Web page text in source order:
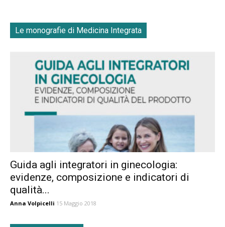
Le monografie di Medicina Integrata
Guida agli integratori in ginecologia:
evidenze, composizione e indicatori di
qualità...
Anna Volpicelli 15 Maggio 2018